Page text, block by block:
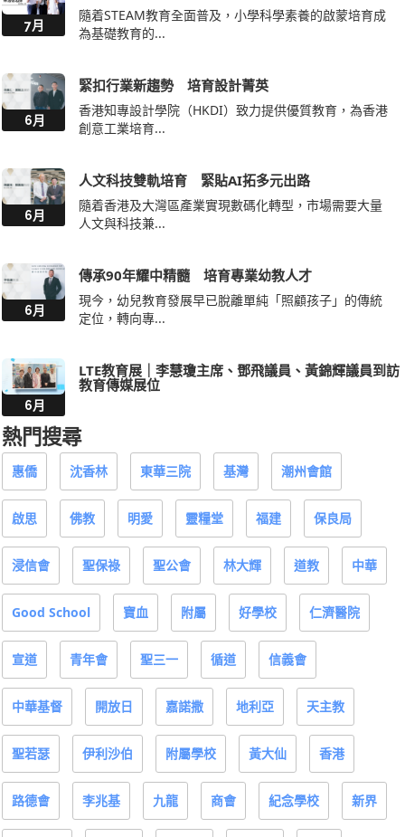
7月
隨着STEAM教育全面普及，小學科學素養的啟蒙培育成
為基礎教育的...
6月
緊扣行業新趨勢 培育設計菁英
香港知專設計學院（HKDI）致力提供優質教育，為香港
創意工業培育...
6月
人文科技雙軌培育 緊貼AI拓多元出路
隨着香港及大灣區產業實現數碼化轉型，市場需要大量
人文與科技兼...
6月
傳承90年耀中精髓 培育專業幼教人才
現今，幼兒教育發展早已脫離單純「照顧孩子」的傳統
定位，轉向專...
6月
LTE教育展｜李慧瓊主席、鄧飛議員、黃錦輝議員到訪
教育傳媒展位
熱門搜尋
惠僑 沈香林 東華三院 基灣 潮州會館
啟思 佛教 明愛 靈糧堂 福建 保良局
浸信會 聖保祿 聖公會 林大輝 道教 中華
Good School 寶血 附屬 好學校 仁濟醫院
宣道 青年會 聖三一 循道 信義會
中華基督 開放日 嘉諾撒 地利亞 天主教
聖若瑟 伊利沙伯 附屬學校 黃大仙 香港
路德會 李兆基 九龍 商會 紀念學校 新界